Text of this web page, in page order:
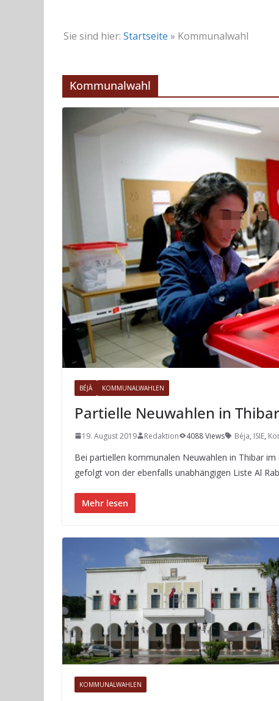
Sie sind hier: Startseite » Kommunalwahl
Kommunalwahl
BÉJÀ KOMMUNALWAHLEN
Partielle Neuwahlen in
19. August 2019 Redaktion 4088 Views Béja, ISIE,
Bei partiellen kommunalen Neuwahlen in Thibar
gefolgt von der ebenfalls unabhängigen Liste Al
Mehr lesen
KOMMUNALWAHLEN